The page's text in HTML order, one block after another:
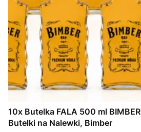
10x Butelka FALA 500 ml BIMBER Czarna Zakrętka |
Butelki na Nalewki, Bimber